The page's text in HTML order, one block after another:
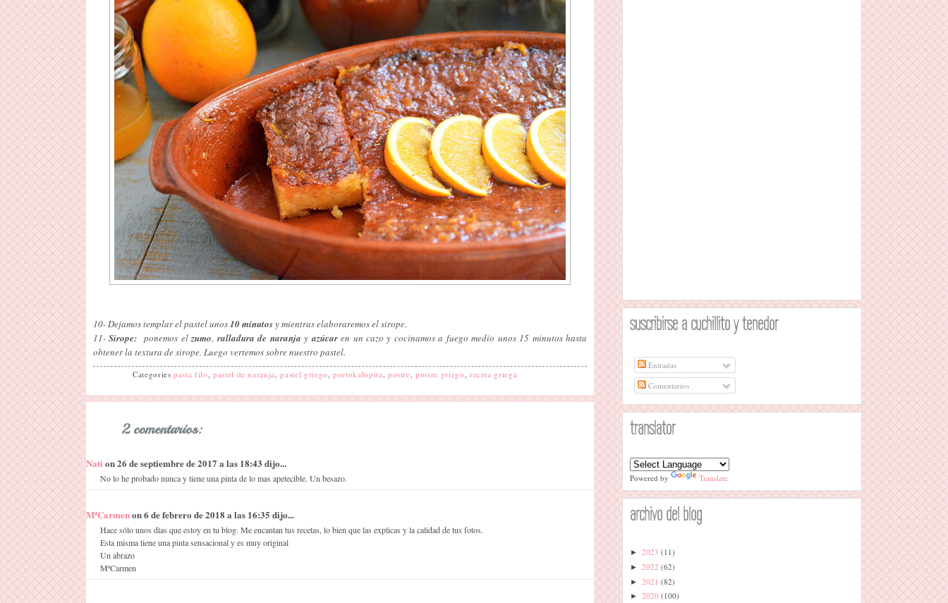
10- Dejamos templar el pastel unos10 minutosy mientras elaboraremos el sirope.
11-Sirope: ponemos elzumo, ralladura de naranja yazúcaren un cazo y cocinamos a fuego medio unos 15 minutos hasta
obtener la textura de sirope. Luego vertemos sobre nuestro pastel.
Categoriespasta filo pastel de naranja ,pastel griego ,portokalopita postre ,postre griego receta griega
2 comentarios:
Nati on 26 de septiembre de 2017 a las 18:43 dijo...
No lo he probado nunca y tiene una pinta de lo mas apetecible. Un besazo.
MªCarmenon 6 de febrero de 2018 a las 16:35 dijo...
Hace sólo unos días que estoy en tu blog. Me encantan tus recetas, lo bien que las explicas y la calidad de tus fotos.
Esta misma tiene una pinta sensacional y es muy original
Un abrazo
MªCarmen
suscribirse a cuchillito y tenedor
Entradas
Comentarios
translator
Powered by Translate
archivo del blog
► 2023 (11)
► 2022 (62)
► 2021 (82)
► 2020 (100)